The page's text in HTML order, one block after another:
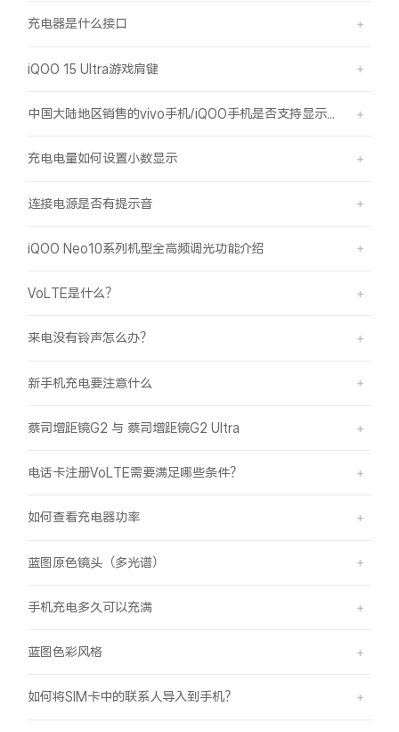
充电器是什么接口
iQOO 15 Ultra游戏肩键
充电电量如何设置小数显示
连接电源是否有提示音
iQOO Neo10系列机型全高频调光功能介绍
VoLTE是什么？
来电没有铃声怎么办？
新手机充电要注意什么
蔡司增距镜G2 与 蔡司增距镜G2 Ultra
电话卡注册VoLTE需要满足哪些条件？
如何查看充电器功率
蓝图原色镜头（多光谱）
手机充电多久可以充满
蓝图色彩风格
如何将SIM卡中的联系人导入到手机？